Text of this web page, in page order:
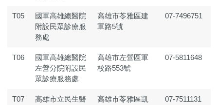
T05
國軍高雄總醫院
附設民眾診療服
務處
高雄市苓雅區建
軍路5號
07-7496751
T06
國軍高雄總醫院
左營分院附設民
眾診療服務處
高雄市左營區軍
校路553號
07-5811648
T07
高雄市立民生醫
高雄市苓雅區凱
07-7511131